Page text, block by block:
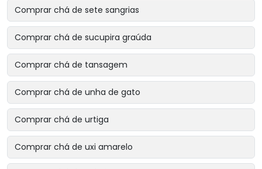
Comprar chá de sete sangrias
Comprar chá de sucupira graúda
Comprar chá de tansagem
Comprar chá de unha de gato
Comprar chá de urtiga
Comprar chá de uxi amarelo